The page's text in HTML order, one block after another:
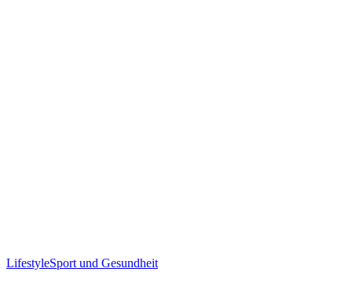
LifestyleSport und Gesundheit